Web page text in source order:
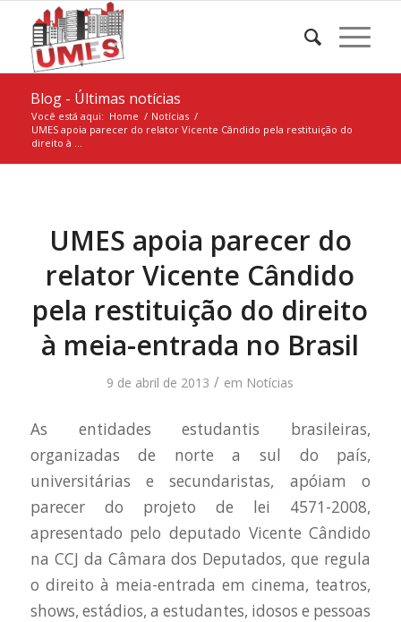
Blog - Últimas notícias
Você está aqui: Home / Notícias /
UMES apoia parecer do relator Vicente Cândido pela restituição do
direito à ...
UMES apoia parecer do
relator Vicente Cândido
pela restituição do direito
à meia-entrada no Brasil
9 de abril de 2013 / em Notícias
As entidades estudantis brasileiras,
organizadas de norte a sul do país,
universitárias e secundaristas, apóiam o
parecer do projeto de lei 4571-2008,
apresentado pelo deputado Vicente Cândido
na CCJ da Câmara dos Deputados, que regula
o direito à meia-entrada em cinema, teatros,
shows, estádios, a estudantes, idosos e pessoas